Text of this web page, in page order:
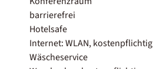
barrierefrei
Hotelsafe
Internet: WLAN, kostenpflichtig
Wäscheservice